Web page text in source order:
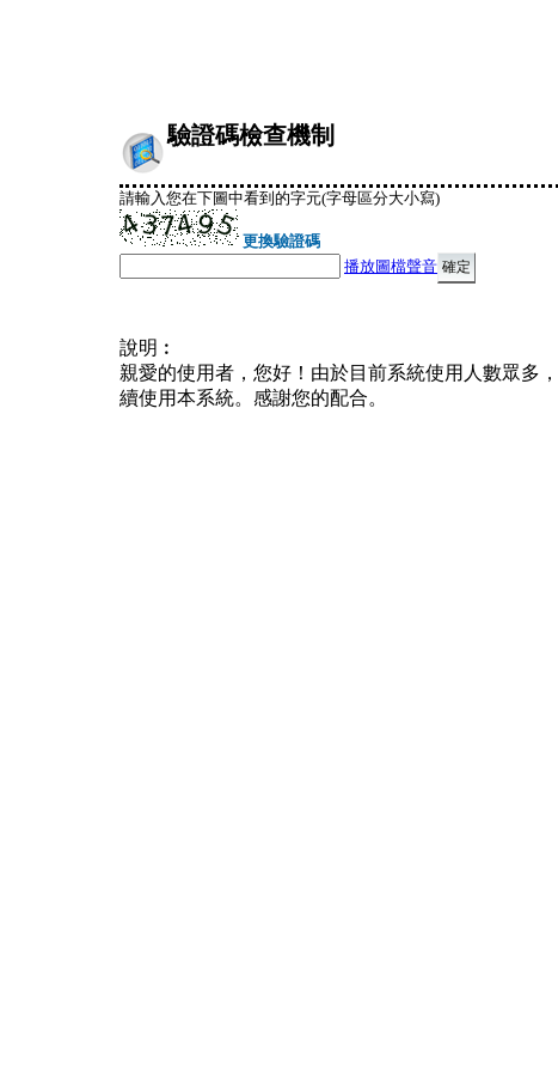
驗證碼檢查機制
請輸入您在下圖中看到的字元(字母區分大小寫)
更換驗證碼
播放圖檔聲音
說明︰
親愛的使用者，您好！由於目前系統使用人數眾多
續使用本系統。感謝您的配合。